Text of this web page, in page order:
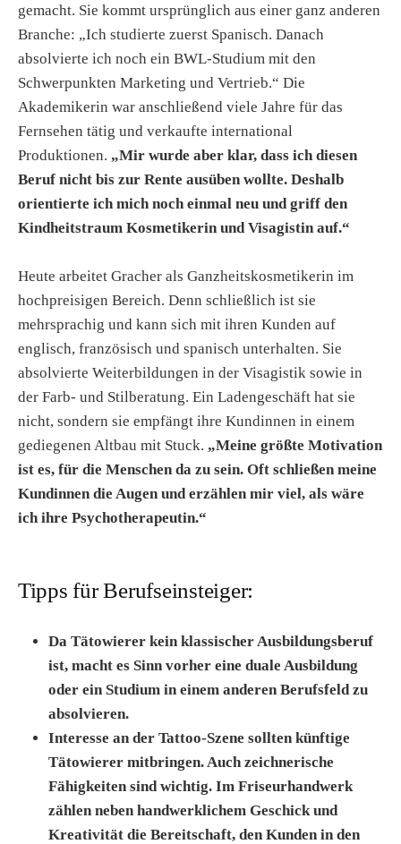
gemacht. Sie kommt ursprünglich aus einer ganz anderen
Branche: „Ich studierte zuerst Spanisch. Danach
absolvierte ich noch ein BWL-Studium mit den
Schwerpunkten Marketing und Vertrieb.“ Die
Akademikerin war anschließend viele Jahre für das
Fernsehen tätig und verkaufte international
Produktionen. „Mir wurde aber klar, dass ich diesen
Beruf nicht bis zur Rente ausüben wollte. Deshalb
orientierte ich mich noch einmal neu und griff den
Kindheitstraum Kosmetikerin und Visagistin auf.“
Heute arbeitet Gracher als Ganzheitskosmetikerin im
hochpreisigen Bereich. Denn schließlich ist sie
mehrsprachig und kann sich mit ihren Kunden auf
englisch, französisch und spanisch unterhalten. Sie
absolvierte Weiterbildungen in der Visagistik sowie in
der Farb- und Stilberatung. Ein Ladengeschäft hat sie
nicht, sondern sie empfängt ihre Kundinnen in einem
gediegenen Altbau mit Stuck. „Meine größte Motivation
ist es, für die Menschen da zu sein. Oft schließen meine
Kundinnen die Augen und erzählen mir viel, als wäre
ich ihre Psychotherapeutin.“
Tipps für Berufseinsteiger:
Da Tätowierer kein klassischer Ausbildungsberuf
ist, macht es Sinn vorher eine duale Ausbildung
oder ein Studium in einem anderen Berufsfeld zu
absolvieren.
Interesse an der Tattoo-Szene sollten künftige
Tätowierer mitbringen. Auch zeichnerische
Fähigkeiten sind wichtig. Im Friseurhandwerk
zählen neben handwerklichem Geschick und
Kreativität die Bereitschaft, den Kunden in den